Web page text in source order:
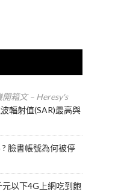
箱文 – Heresy's
輻射值(SAR)最高與
臉書帳號為何被停
元以下4G上網吃到飽